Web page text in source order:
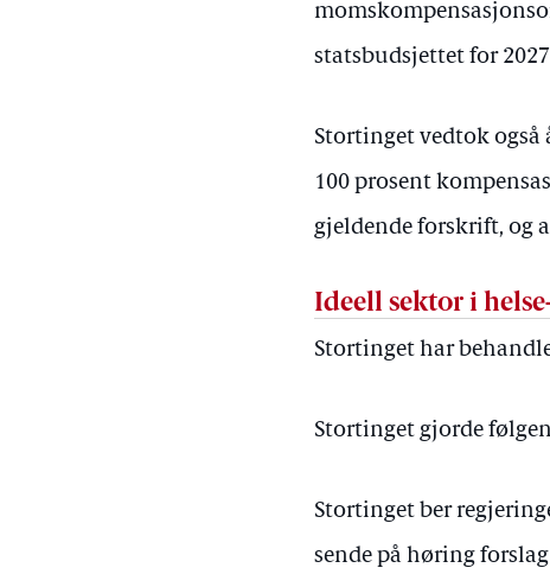
statsbudsjettet for
Stortinget vedtok
100 prosent
gjeldende forskrift, og
Ideell sektor i
Stortinget har
Stortinget gjorde
Stortinget ber
sende på høring